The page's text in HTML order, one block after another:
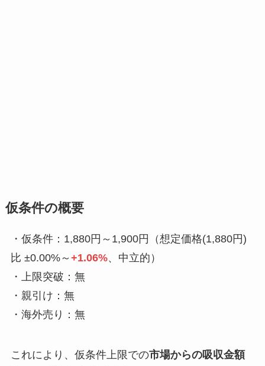
仮条件の概要
・仮条件：1,880円～1,900円（想定価格(1,880円)
比 ±0.00%～ +1.06%、中立的）
・上限突破：無
・親引け：無
・海外売り：無
これにより、仮条件上限での市場からの吸収金額